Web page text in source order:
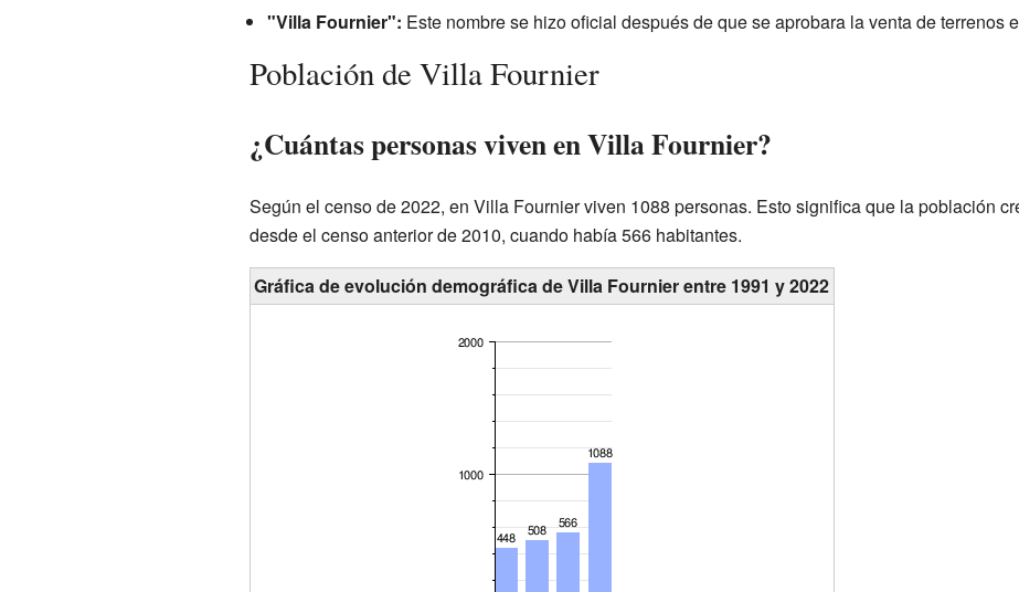
"Villa Fournier": Este nombre se hizo oficial después de que se aprobara la venta de terrenos
Población de Villa Fournier
¿Cuántas personas viven en Villa Fournier?
Según el censo de 2022, en Villa Fournier viven 1088 personas. Esto significa que la población
desde el censo anterior de 2010, cuando había 566 habitantes.
Gráfica de evolución demográfica de Villa Fournier entre 1991 y 2022